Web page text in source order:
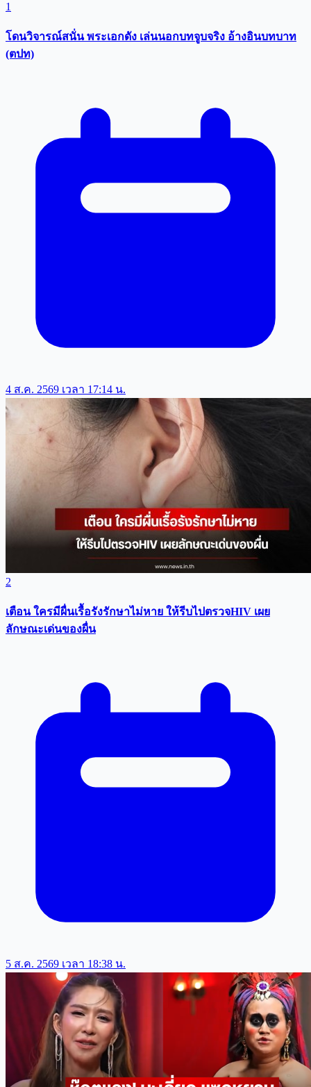
1
โดนวิจารณ์สนั่น พระเอกดัง เล่นนอกบทจูบจริง อ้างอินบทบาท
(ตปท)
4 ส.ค. 2569 เวลา 17:14 น.
2
เตือน ใครมีผื่นเรื้อรังรักษาไม่หาย ให้รีบไปตรวจHIV เผย
ลักษณะเด่นของผื่น
5 ส.ค. 2569 เวลา 18:38 น.